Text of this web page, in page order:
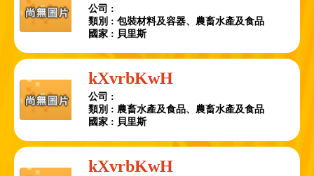
公司 :
類別 : 包裝材料及容器、農畜水產及食品
國家 : 貝里斯
kXvrbKwH
公司 :
類別 : 農畜水產及食品、農畜水產及食品
國家 : 貝里斯
kXvrbKwH